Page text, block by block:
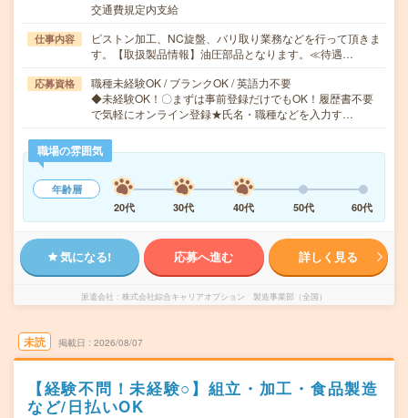
交通費規定内支給
仕事内容
ピストン加工、NC旋盤、バリ取り業務などを行って頂きま
す。【取扱製品情報】油圧部品となります。≪待遇…
応募資格
職種未経験OK / ブランクOK / 英語力不要
◆未経験OK！〇まずは事前登録だけでもOK！履歴書不要
で気軽にオンライン登録★氏名・職種などを入力す…
職場の雰囲気
年齢層
20代
30代 40代 50代 60代
気になる! 応募へ進む 詳しく見る
派遣会社 株式会社綜合キャリアオプション 製造事業部（全国）
未読 掲載日 2026/08/07
【経験不問！未経験○】組立・加工・食品製造
など/日払いOK